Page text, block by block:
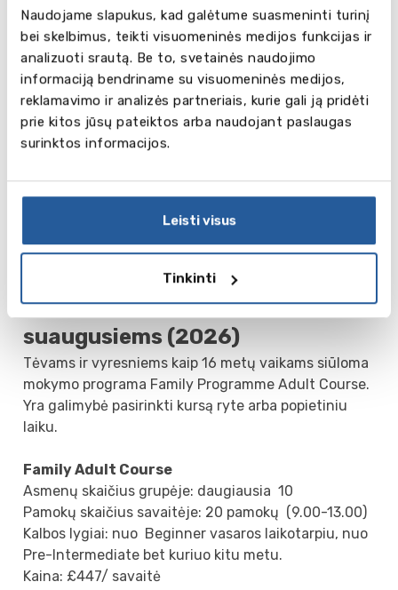
Naudojame slapukus, kad galėtume suasmeninti turinį
bei skelbimus, teikti visuomeninės medijos funkcijas ir
analizuoti srautą. Be to, svetainės naudojimo
informaciją bendriname su visuomeninės medijos,
reklamavimo ir analizės partneriais, kurie gali ją pridėti
prie kitos jūsų pateiktos arba naudojant paslaugas
surinktos informacijos.
Leisti visus
Tinkinti
vaikams (2026)
Mokymosi metu didžiausias dėmesys skiriamas
bendravimo įgūdžiams ir šnekamajai kalbai, tam
padeda dalyvavimas kūrybinėse dirbtuvėse ir
grupiniuose darbuose su projektais. Yra galimybė
pasirinkti kursą pirmoje arba antroje dienos pusėje.
Asmenų skaičius grupėje: daugiausia 15
Pamokų skaičius savaitėje: 20 pamokų (9.00-13.00)
Kaina: £507/ savaitė
Mokymo programos
suaugusiems (2026)
Tėvams ir vyresniems kaip 16 metų vaikams siūloma
mokymo programa Family Programme Adult Course.
Yra galimybė pasirinkti kursą ryte arba popietiniu
laiku.
Family Adult Course
Asmenų skaičius grupėje: daugiausia 10
Pamokų skaičius savaitėje: 20 pamokų (9.00-13.00)
Kalbos lygiai: nuo Beginner vasaros laikotarpiu, nuo
Pre-Intermediate bet kuriuo kitu metu.
Kaina: £447/ savaitė